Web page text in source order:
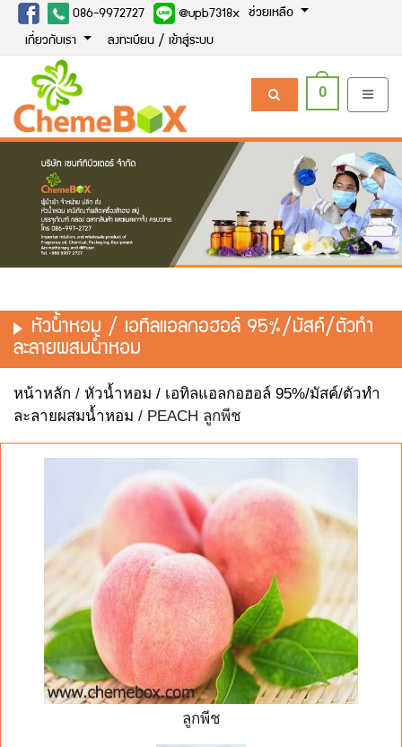
086-9972727 @upb7318x ช่วยเหลือ
เกี่ยวกับเรา ลงทะเบียน / เข้าสู่ระบบ
0
หัวน้ำหอม / เอทิลแอลกอฮอล์ 95%/มัสค์/ตัวทำ
ละลายผสมน้ำหอม
หน้าหลัก / หัวน้ำหอม / เอทิลแอลกอฮอล์ 95%/มัสค์/ตัวทำ
ละลายผสมน้ำหอม / PEACH ลูกพีช
ลูกพีช